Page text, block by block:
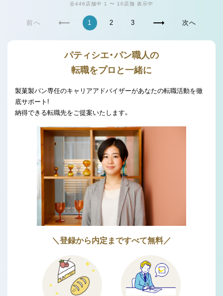
全446店舗中 1 〜 10店舗 表示中
前へ 1 2 3 次へ
パティシエ・パン職人の
転職をプロと一緒に
製菓製パン専任のキャリアアドバイザーがあなたの転職活動を徹
底サポート!
納得できる転職先をご提案いたします。
＼登録から内定まですべて無料／